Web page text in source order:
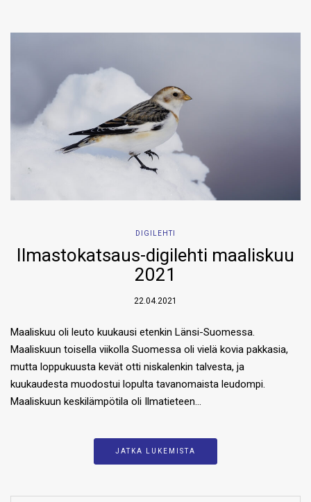
DIGILEHTI
Ilmastokatsaus-digilehti maaliskuu
2021
22.04.2021
Maaliskuu oli leuto kuukausi etenkin Länsi-Suomessa.
Maaliskuun toisella viikolla Suomessa oli vielä kovia pakkasia,
mutta loppukuusta kevät otti niskalenkin talvesta, ja
kuukaudesta muodostui lopulta tavanomaista leudompi.
Maaliskuun keskilämpötila oli Ilmatieteen…
JATKA LUKEMISTA